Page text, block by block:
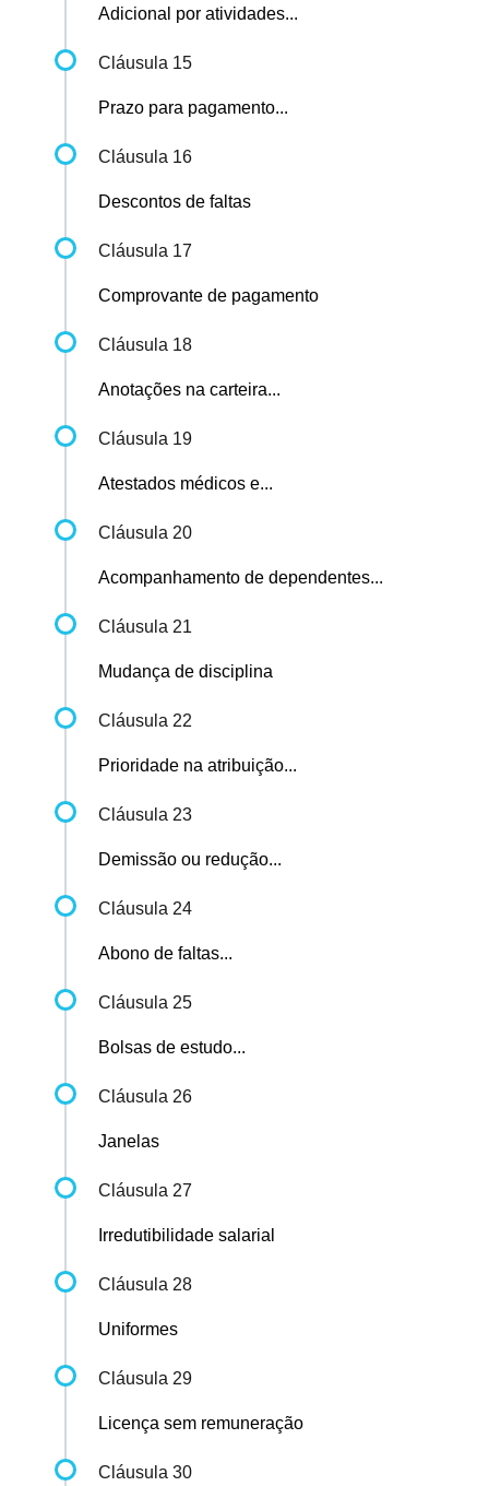
Adicional por atividades...
Cláusula 15
Prazo para pagamento...
Cláusula 16
Descontos de faltas
Cláusula 17
Comprovante de pagamento
Cláusula 18
Anotações na carteira...
Cláusula 19
Atestados médicos e...
Cláusula 20
Acompanhamento de dependentes...
Cláusula 21
Mudança de disciplina
Cláusula 22
Prioridade na atribuição...
Cláusula 23
Demissão ou redução...
Cláusula 24
Abono de faltas...
Cláusula 25
Bolsas de estudo...
Cláusula 26
Janelas
Cláusula 27
Irredutibilidade salarial
Cláusula 28
Uniformes
Cláusula 29
Licença sem remuneração
Cláusula 30